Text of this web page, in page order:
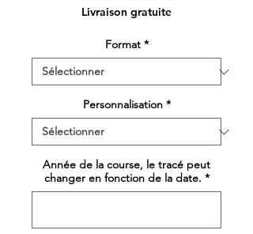
Livraison gratuite
Format *
Personnalisation *
Année de la course, le tracé peut
changer en fonction de la date. *